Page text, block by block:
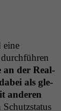
eine
an der Real­
als gle­
anderen